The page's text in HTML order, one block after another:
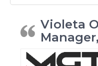
Violeta